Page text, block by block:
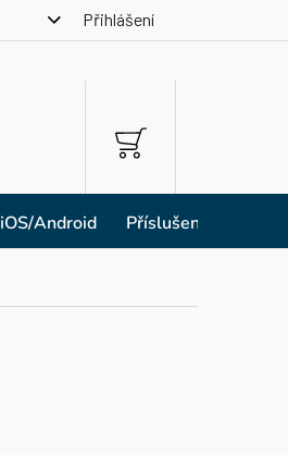
Přihlášení
NÁKUPNÍ
KOŠÍK
iOS/Android Příslušenství